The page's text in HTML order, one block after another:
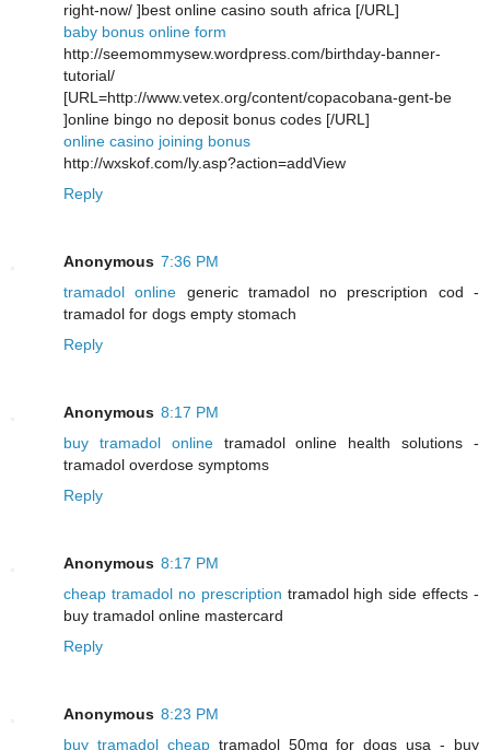
right-now/ ]best online casino south africa [/URL]
baby bonus online form
http://seemommysew.wordpress.com/birthday-banner-
tutorial/
[URL=http://www.vetex.org/content/copacobana-gent-be
]online bingo no deposit bonus codes [/URL]
online casino joining bonus
http://wxskof.com/ly.asp?action=addView
Reply
Anonymous 7:36 PM
tramadol online generic tramadol no prescription cod -
tramadol for dogs empty stomach
Reply
Anonymous 8:17 PM
buy tramadol onlinetramadol online health solutions -
tramadol overdose symptoms
Reply
Anonymous 8:17 PM
cheap tramadol no prescription tramadol high side effects -
buy tramadol online mastercard
Reply
Anonymous 8:23 PM
buy tramadol cheaptramadol 50mg for dogs usa - buy